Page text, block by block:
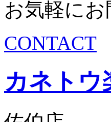
お気軽に
CONTACT
カネトウ